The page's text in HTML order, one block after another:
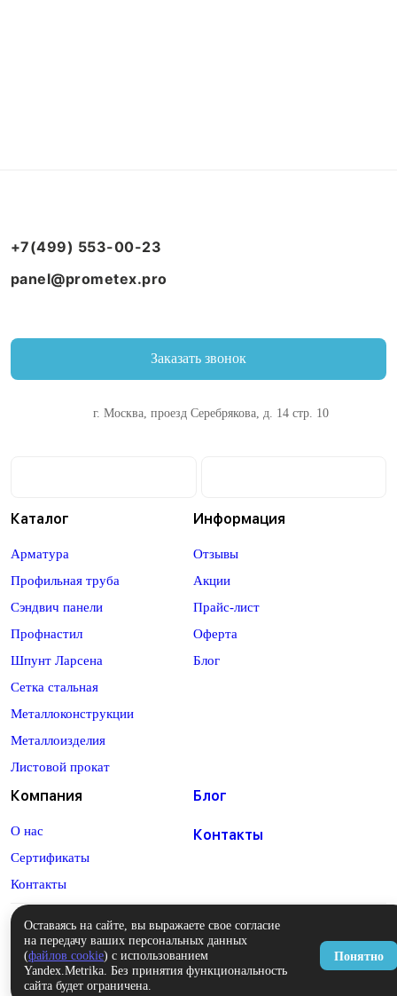
+7(499) 553-00-23
panel@prometex.pro
Заказать звонок
г. Москва, проезд Серебрякова, д. 14 стр. 10
Каталог
Арматура
Профильная труба
Сэндвич панели
Профнастил
Шпунт Ларсена
Сетка стальная
Металлоконструкции
Металлоизделия
Листовой прокат
Информация
Отзывы
Акции
Прайс-лист
Оферта
Блог
Компания
О нас
Сертификаты
Контакты
Блог
Контакты
© 2026 Интернет-магазин Прометекс
Политика конфиденциальности
Оферта
Оставаясь на сайте, вы выражаете свое согласие
на передачу ваших персональных данных
(файлов cookie) с использованием
Yandex.Metrika. Без принятия функциональность
сайта будет ограничена.
Понятно